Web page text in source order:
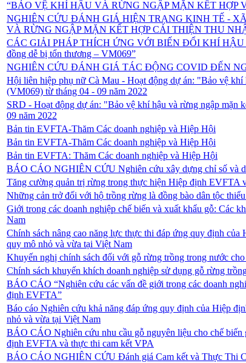
“BẢO VỆ KHÍ HẬU VÀ RỪNG NGẬP MẶN KẾT HỢP
NGHIÊN CỨU ĐÁNH GIÁ HIỆN TRẠNG KINH TẾ -
VÀ RỪNG NGẬP MẶN KẾT HỢP CẢI THIỆN THU
CÁC GIẢI PHÁP THÍCH ỨNG VỚI BIẾN ĐỔI KHÍ HẬU -
đồng dễ bị tổn thương – VM069”
NGHIÊN CỨU ĐÁNH GIÁ TÁC ĐỘNG COVID ĐẾN
Hội liên hiệp phụ nữ Cà Mau - Hoạt động dự án: "Bảo vệ
(VM069) từ tháng 04 - 09 năm 2022
SRD - Hoạt động dự án: "Bảo vệ khí hậu và rừng ngập
09 năm 2022
Bản tin EVFTA-Thăm Các doanh nghiệp và Hiệp Hội
Bản tin EVFTA-Thăm Các doanh nghiệp và Hiệp Hội
Bản tin EVFTA: Thăm Các doanh nghiệp và Hiệp Hội
BÁO CÁO NGHIÊN CỨU Nghiên cứu xây dựng chỉ số và
Tăng cường quản trị rừng trong thực hiện Hiệp định EVFTA
Những cản trở đối với hộ trồng rừng là đồng bào dân tộc
Giới trong các doanh nghiệp chế biến và xuất khẩu gỗ:
Nam
Chính sách nâng cao năng lực thực thi đáp ứng quy định
quy mô nhỏ và vừa tại Việt Nam
Khuyến nghị chính sách đối với gỗ rừng trồng trong nước
Chính sách khuyến khích doanh nghiệp sử dụng gỗ rừng
BÁO CÁO “Nghiên cứu các vấn đề giới trong các doanh
định EVFTA”
Báo cáo Nghiên cứu khả năng đáp ứng quy định của Hiệp
nhỏ và vừa tại Việt Nam
BÁO CÁO Nghiên cứu nhu cầu gỗ nguyên liệu cho chế
định EVFTA và thực thi cam kết VPA
BÁO CÁO NGHIÊN CỨU Đánh giá Cam kết và Thực Thi